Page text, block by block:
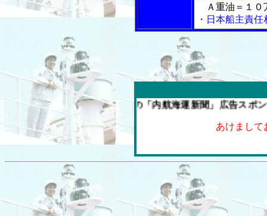
Ａ重油＝１０
・日本船主責
今週の「内航海運新聞」広告スポンサー企業
あけまして